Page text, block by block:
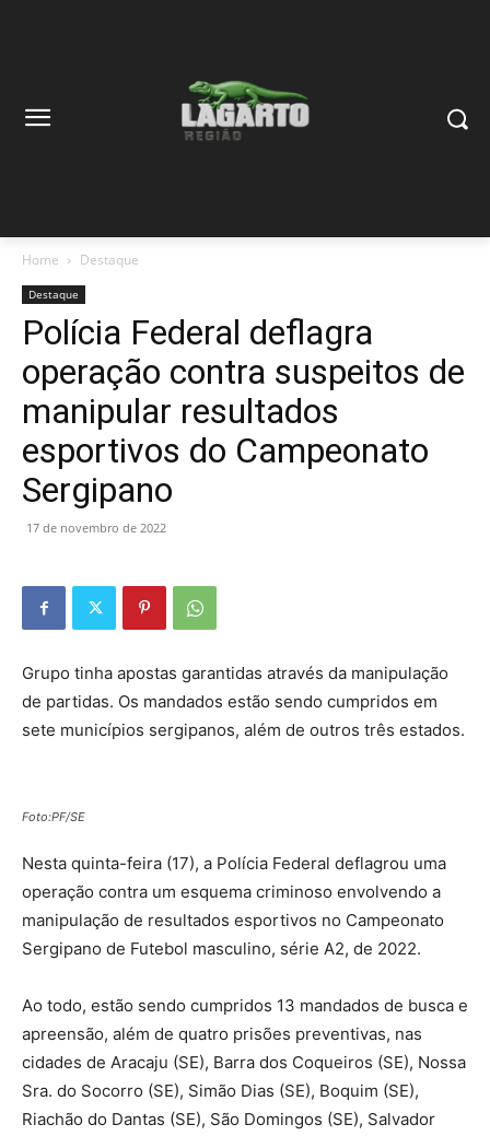
Home Destaque
Destaque
Polícia Federal deflagra
operação contra suspeitos de
manipular resultados
esportivos do Campeonato
Sergipano
17 de novembro de 2022
Grupo tinha apostas garantidas através da manipulação
de partidas. Os mandados estão sendo cumpridos em
sete municípios sergipanos, além de outros três estados.
Foto:PF/SE
Nesta quinta-feira (17), a Polícia Federal deflagrou uma
operação contra um esquema criminoso envolvendo a
manipulação de resultados esportivos no Campeonato
Sergipano de Futebol masculino, série A2, de 2022.
Ao todo, estão sendo cumpridos 13 mandados de busca e
apreensão, além de quatro prisões preventivas, nas
cidades de Aracaju (SE), Barra dos Coqueiros (SE), Nossa
Sra. do Socorro (SE), Simão Dias (SE), Boquim (SE),
Riachão do Dantas (SE), São Domingos (SE), Salvador